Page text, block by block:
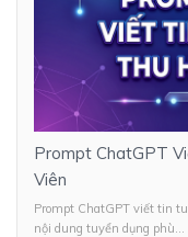
Prompt ChatGPT
Viên
Prompt ChatGPT viết tin
nội dung tuyển dụng phù...